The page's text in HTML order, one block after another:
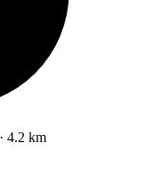
4.2 km